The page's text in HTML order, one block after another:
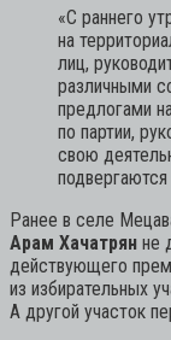
«С раннего
на
лиц,
различными
предлогами
по партии,
свою
подвергаются
Ранее в селе
Арам Хачатрян не
действующего
из избирательных
А другой участок